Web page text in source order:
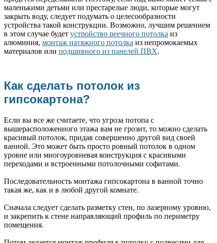
маленькими детьми или престарелые люди, которые могут
закрыть воду, следует подумать о целесообразности
устройства такой конструкции. Возможно, лучшим решением
в этом случае будет устройство реечного потолка из
алюминия, монтаж натяжного потолка из непромокаемых
материалов или подшивного из панелей ПВХ.
Как сделать потолок из
гипсокартона?
Если вы все же считаете, что угроза потопа с
вышерасположенного этажа вам не грозит, то можно сделать
красивый потолок, придав совершенно другой вид своей
ванной. Это может быть просто ровный потолок в одном
уровне или многоуровневая конструкция с красивыми
переходами и встроенными потолочными софитами.
Последовательность монтажа гипсокартона в ванной точно
такая же, как и в любой другой комнате.
Сначала следует сделать разметку стен, по лазерному уровню,
и закрепить к стене направляющий профиль по периметру
помещения.